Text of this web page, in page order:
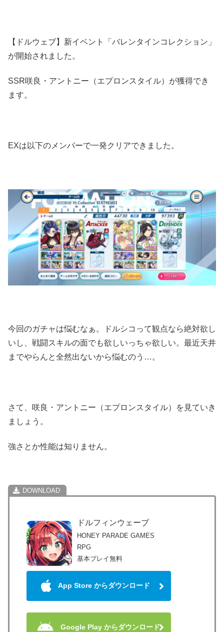
【ドルウェブ】新イベント「バレンタインコレクション」
が開始されました。
SSR咲良・アントニー（エプロンスタイル）が獲得でき
ます。
EXは以下のメンバーで一発クリアできました。
今回のガチャは悩むなぁ。ドルシコって観点なら絶対欲し
いし、戦闘スキルの面でも欲しいっちゃ欲しい。最近天井
までやらんと全然出ないから悩むのう…。
さて、咲良・アントニー（エプロンスタイル）を見ていき
ましょう。
強さとか性能は知りません。
ドルフィンウェーブ
HONEY PARADE GAMES
RPG
基本プレイ無料
App Store からダウンロード
Google Play からダウンロード